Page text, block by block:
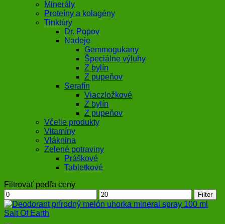
Minerály
Proteíny a kolagény
Tinktúry
Dr. Popov
Nadeje
Gemmogukany
Špeciálne výluhy
Z bylín
Z pupeňov
Serafín
Viaczložkové
Z bylín
Z pupeňov
Včelie produkty
Vitamíny
Vláknina
Zelené potraviny
Práškové
Tabletkové
Filtrovať podľa ceny
Minimálna
cena
Maximálna
cena
Filter